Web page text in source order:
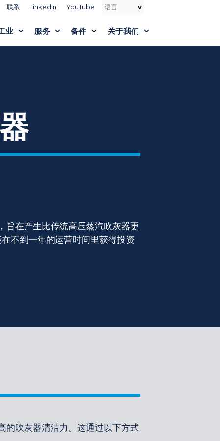
联系 LinkedIn YouTube
业 服务 备件 关于我们
旨在产生比传统高压蒸汽吹灰器更
不到一年的运营时间里获得投资
的吹灰器清洁力。这通过以下方式